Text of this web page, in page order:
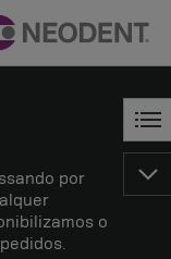
por
o